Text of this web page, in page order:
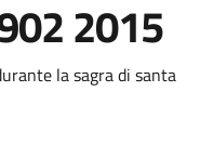
2015
la sagra di santa